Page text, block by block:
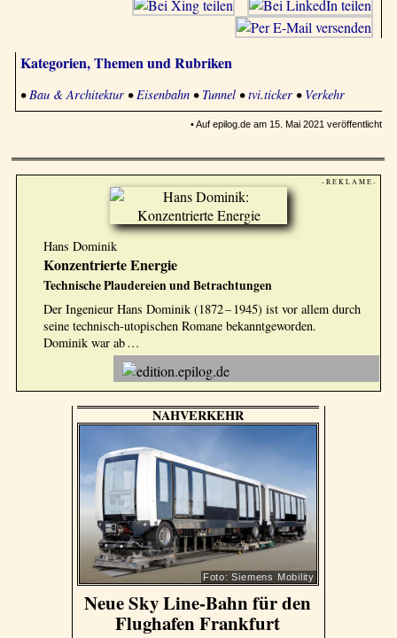
Kategorien, Themen und Rubriken
• Bau & Architektur• Eisenbahn• Tunnel•tvi.ticker• Verkehr
• Auf epilog.de am 15. Mai 2021 veröffentlicht
- R E K L A M E -
Hans Dominik
Konzentrierte Energie
Technische Plaudereien und Betrachtungen
Der Ingenieur Hans Dominik (1872 – 1945) ist vor allem durch
seine technisch-utopischen Romane bekanntgeworden.
Dominik war ab …
NAHVERKEHR
Foto: Siemens Mobility
Neue Sky Line-Bahn für den
Flughafen Frankfurt